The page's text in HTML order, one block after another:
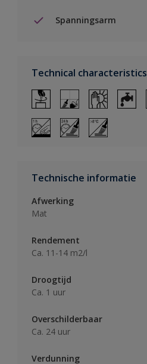
Spanningsarm
Technical characteristics
Technische informatie
Afwerking
Mat
Rendement
Ca. 11-14 m2/l
Droogtijd
Ca. 1 uur
Overschilderbaar
Ca. 24 uur
Verdunning